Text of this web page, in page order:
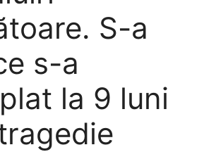
S-a
s-a
la 9 luni